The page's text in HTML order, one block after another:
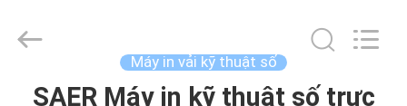
NHÀ
Shanghai
Color
Máy in vải kỹ thuật số
SAER Máy in kỹ thuật số trực